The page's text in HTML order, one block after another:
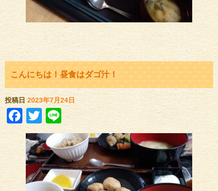
こんにちは！昼食はダゴ汁！
投稿日 2023年7月24日
Facebook
Twitter
Line